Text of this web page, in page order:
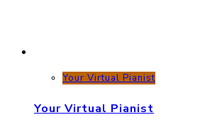
Your Virtual Pianist
Your Virtual Pianist